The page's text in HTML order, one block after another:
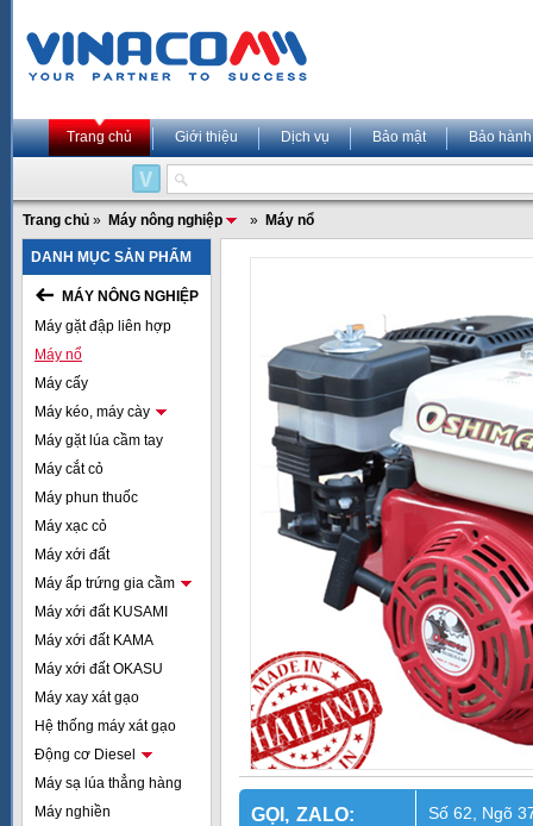
Trang chủ Giới thiệu Dịch vụ Bảo mật Bảo hành
Trang chủ » Máy nông nghiệp » Máy nổ
DANH MỤC SẢN PHẨM
MÁY NÔNG NGHIỆP
Máy gặt đập liên hợp
Máy nổ
Máy cấy
Máy kéo, máy cày
Máy gặt lúa cầm tay
Máy cắt cỏ
Máy phun thuốc
Máy xạc cỏ
Máy xới đất
Máy ấp trứng gia cầm
Máy xới đất KUSAMI
Máy xới đất KAMA
Máy xới đất OKASU
Máy xay xát gạo
Hệ thống máy xát gạo
Động cơ Diesel
Máy sạ lúa thẳng hàng
Máy nghiền
GỌI, ZALO:
Số 62, Ngõ